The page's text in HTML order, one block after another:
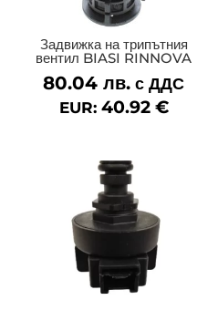
Задвижка на трипътния
вентил BIASI RINNOVA
80.04лв. с ДДС
EUR: 40.92 €